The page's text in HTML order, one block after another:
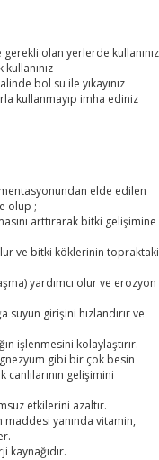
gerekli olan yerlerde kullanınız
bol su ile yıkayınız
kullanmayıp imha ediniz
elde edilen
olup ;
arttırarak bitki gelişimine
ve bitki köklerinin topraktaki
yardımcı olur ve erozyon
suyun girişini hızlandırır ve
işlenmesini kolaylaştırır.
gibi bir çok besin
gelişimini
etkilerini azaltır.
yanında vitamin,
kaynağıdır.